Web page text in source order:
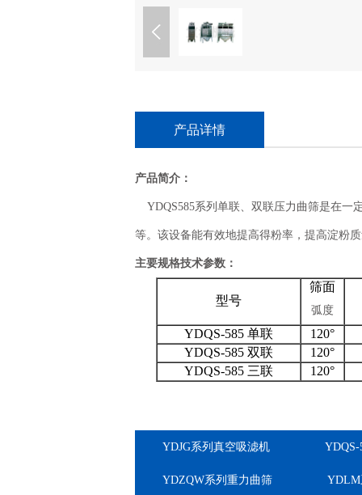
产品详情
产品简介：
YDQS585系列单联、双联压力曲筛是在一
等。该设备能有效地提高得粉率，提高淀粉
主要规格技术参数：
型号
筛面
弧度
YDQS-585 单联
120°
YDQS-585 双联
120°
YDQS-585 三联
120°
YDJG系列真空吸滤机
YDZQW系列重力曲筛 YDLM